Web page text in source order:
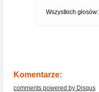
Wszystkich głosów:
Komentarze:
comments powered by Disqus